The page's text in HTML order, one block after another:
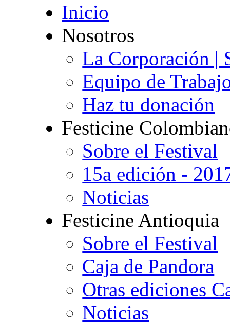
Inicio
Nosotros
La Corporación |
Equipo de
Haz tu donación
Festicine
Sobre el Festival
15a edición -
Noticias
Festicine Antioquia
Sobre el Festival
Caja de Pandora
Otras ediciones
Noticias